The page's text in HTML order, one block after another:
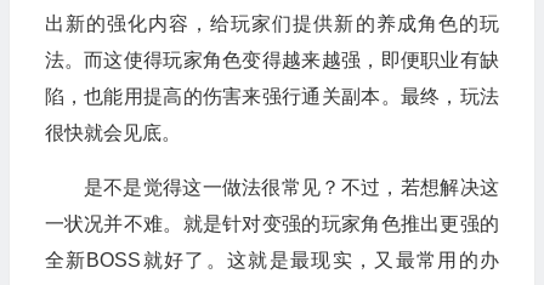
出新的强化内容，给玩家们提供新的养成角色的玩
法。而这使得玩家角色变得越来越强，即便职业有缺
陷，也能用提高的伤害来强行通关副本。最终，玩法
很快就会见底。
是不是觉得这一做法很常见？不过，若想解决这
一状况并不难。就是针对变强的玩家角色推出更强的
全新BOSS就好了。这就是最现实，又最常用的办